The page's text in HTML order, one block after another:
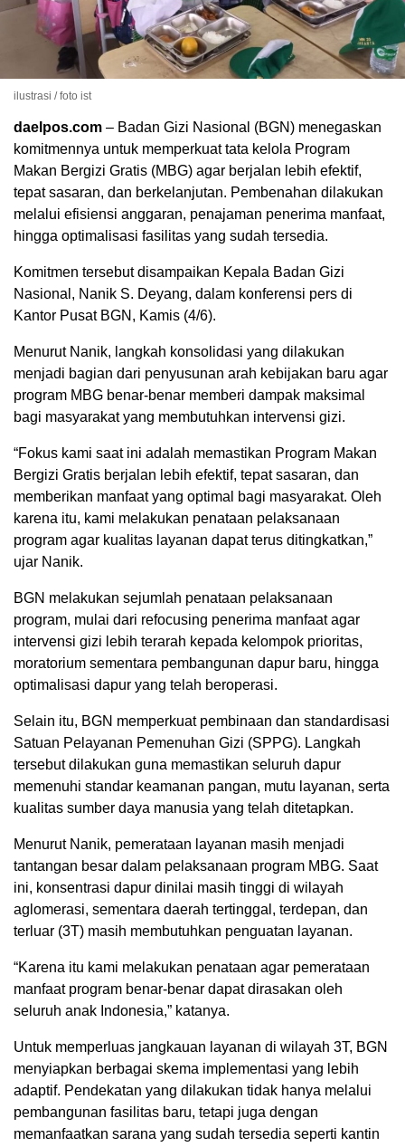
ilustrasi / foto ist
daelpos.com – Badan Gizi Nasional (BGN) menegaskan
komitmennya untuk memperkuat tata kelola Program
Makan Bergizi Gratis (MBG) agar berjalan lebih efektif,
tepat sasaran, dan berkelanjutan. Pembenahan dilakukan
melalui efisiensi anggaran, penajaman penerima manfaat,
hingga optimalisasi fasilitas yang sudah tersedia.
Komitmen tersebut disampaikan Kepala Badan Gizi
Nasional , Nanik S. Deyang, dalam konferensi pers di
Kantor Pusat BGN, Kamis (4/6).
Menurut Nanik, langkah konsolidasi yang dilakukan
menjadi bagian dari penyusunan arah kebijakan baru agar
program MBG benar-benar memberi dampak maksimal
bagi masyarakat yang membutuhkan intervensi gizi.
“Fokus kami saat ini adalah memastikan Program Makan
Bergizi Gratis berjalan lebih efektif, tepat sasaran, dan
memberikan manfaat yang optimal bagi masyarakat. Oleh
karena itu, kami melakukan penataan pelaksanaan
program agar kualitas layanan dapat terus ditingkatkan,”
ujar Nanik.
BGN melakukan sejumlah penataan pelaksanaan
program, mulai dari refocusing penerima manfaat agar
intervensi gizi lebih terarah kepada kelompok prioritas,
moratorium sementara pembangunan dapur baru, hingga
optimalisasi dapur yang telah beroperasi.
Selain itu, BGN memperkuat pembinaan dan standardisasi
Satuan Pelayanan Pemenuhan Gizi (SPPG). Langkah
tersebut dilakukan guna memastikan seluruh dapur
memenuhi standar keamanan pangan, mutu layanan, serta
kualitas sumber daya manusia yang telah ditetapkan.
Menurut Nanik, pemerataan layanan masih menjadi
tantangan besar dalam pelaksanaan program MBG. Saat
ini, konsentrasi dapur dinilai masih tinggi di wilayah
aglomerasi, sementara daerah tertinggal, terdepan, dan
terluar (3T) masih membutuhkan penguatan layanan.
“Karena itu kami melakukan penataan agar pemerataan
manfaat program benar-benar dapat dirasakan oleh
seluruh anak Indonesia,” katanya.
Untuk memperluas jangkauan layanan di wilayah 3T, BGN
menyiapkan berbagai skema implementasi yang lebih
adaptif. Pendekatan yang dilakukan tidak hanya melalui
pembangunan fasilitas baru, tetapi juga dengan
memanfaatkan sarana yang sudah tersedia seperti kantin